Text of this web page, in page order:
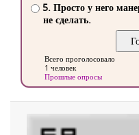
5. Просто у него
не сделать.
Всего проголосовало
1 человек
Прошлые опросы